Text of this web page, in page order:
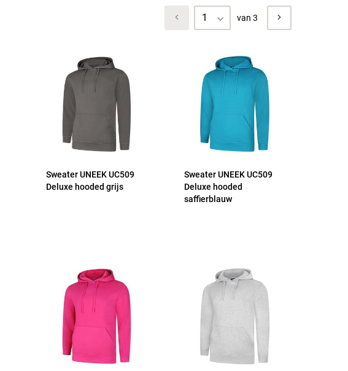
1 van 3
Sweater UNEEK UC509
Deluxe hooded grijs
Sweater UNEEK UC509
Deluxe hooded
saffierblauw